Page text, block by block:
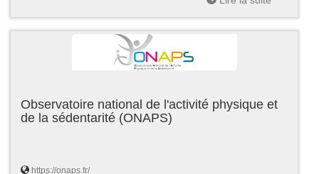
Observatoire national de l'activité physique et
de la sédentarité (ONAPS)
https://onaps.fr/